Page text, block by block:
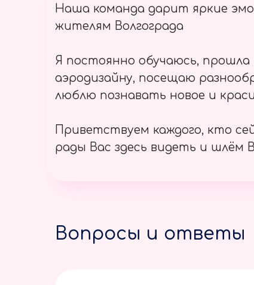
Наша команда дарит яркие
жителям Волгограда
Я постоянно обучаюсь,
аэродизайну, посещаю
люблю познавать новое и
Приветствуем каждого, кто
рады Вас здесь видеть и шлём
Вопросы и ответы